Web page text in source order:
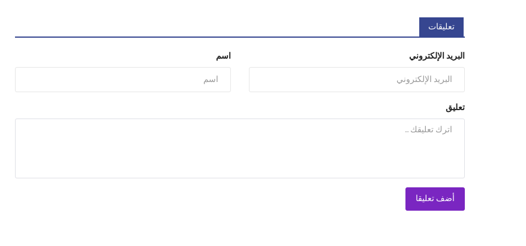
تعليقات
اسم البريد الإلكتروني
تعليق
أضف تعليقا